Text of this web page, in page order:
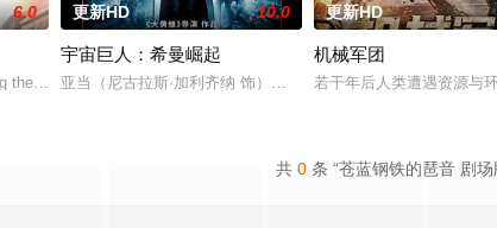
外星人占领的家园，谁知舰队在登陆前遭到袭击，损失惨重。来到
6.0
the evacuation of the planet, he will have to survive an automated last
更新HD 10.0
宇宙巨人：希曼崛起
亚当（尼古拉斯·加利齐纳 饰）在神秘圣剑的召唤下，尘封十
更新HD
机械军团
若干年后人类遭遇资源与
共 0 条 “苍蓝钢铁的琶音 剧场